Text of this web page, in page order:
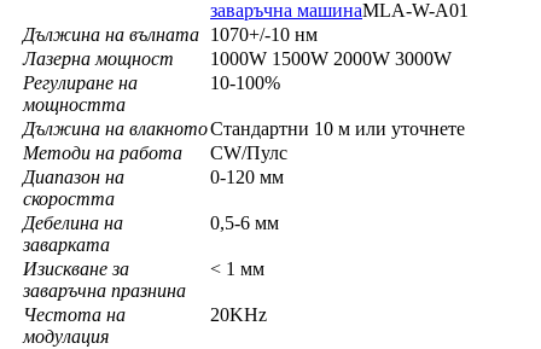
заваръчна машинаMLA-W-A01
Дължина на вълната 1070+/-10 нм
Лазерна мощност
1000W 1500W 2000W 3000W
Регулиране на
мощността
10-100%
Дължина на влакнотоСтандартни 10 м или уточнете
Методи на работа
CW/Пулс
Диапазон на
скоростта
0-120 мм
Дебелина на
заварката
0,5-6 мм
Изискване за
заваръчна празнина
< 1 мм
Честота на
модулация
20KHz